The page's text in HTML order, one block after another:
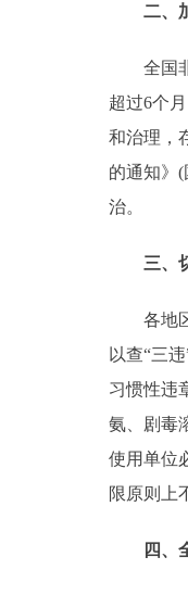
二、加
全国非
超过6个
和治理，
的通知》
治。
三、
各地区
以查“三
习惯性违
氨、剧毒
使用单位
限原则上
四、